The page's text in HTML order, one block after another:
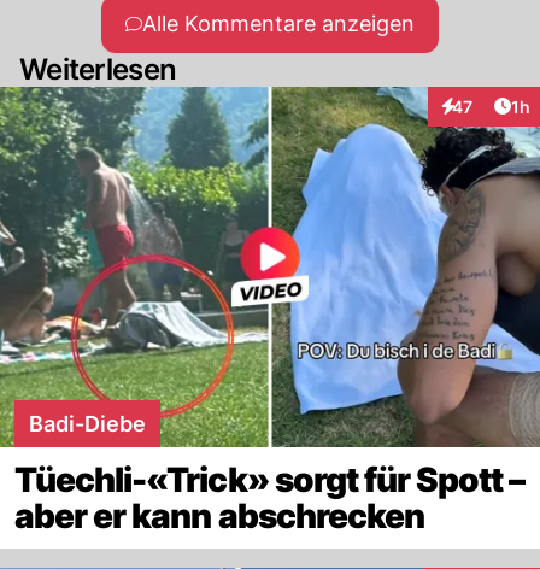
Alle Kommentare anzeigen
Weiterlesen
47 1h
Badi-Diebe
Tüechli-«Trick» sorgt für Spott –
aber er kann abschrecken